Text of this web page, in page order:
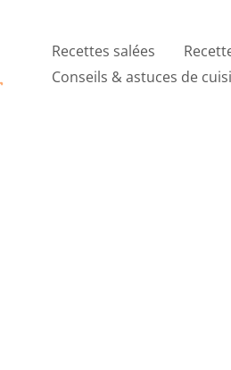
Recettes salées
Conseils & astuces de